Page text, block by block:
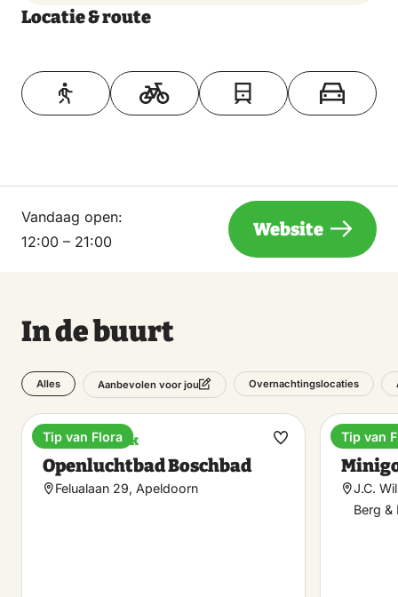
Locatie & route
Toon op kaart
Vandaag open:
12:00 – 21:00
Website
In de buurt
Alles Aanbevolen voor jou Overnachtingslocaties
Attractiepark
Openluchtbad Boschbad
Felualaan 29, Apeldoorn
Tip van Flora
Maak
Sportief
J.C.
Berg &
Tip van